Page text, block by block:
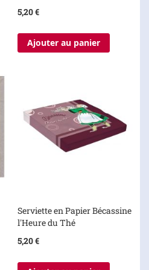
5,20 €
Ajouter au panier
Serviette en Papier Bécassine
l'Heure du Thé
5,20 €